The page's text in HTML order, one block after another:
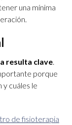
una mínima
resulta clave.
porque
cuáles le
de fisioterapia